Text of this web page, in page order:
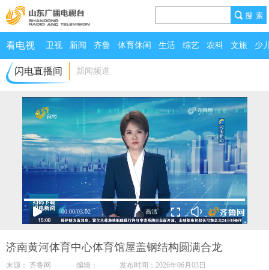
看电视 卫视 新闻 齐鲁 体育休闲 生活 综艺 农科 文旅 少
闪电直播间 新闻频道
00:00/03:02
济南黄河体育中心体育馆屋盖钢结构圆满合龙
来源： 齐鲁网 编辑： 发布时间：2026年06月03日